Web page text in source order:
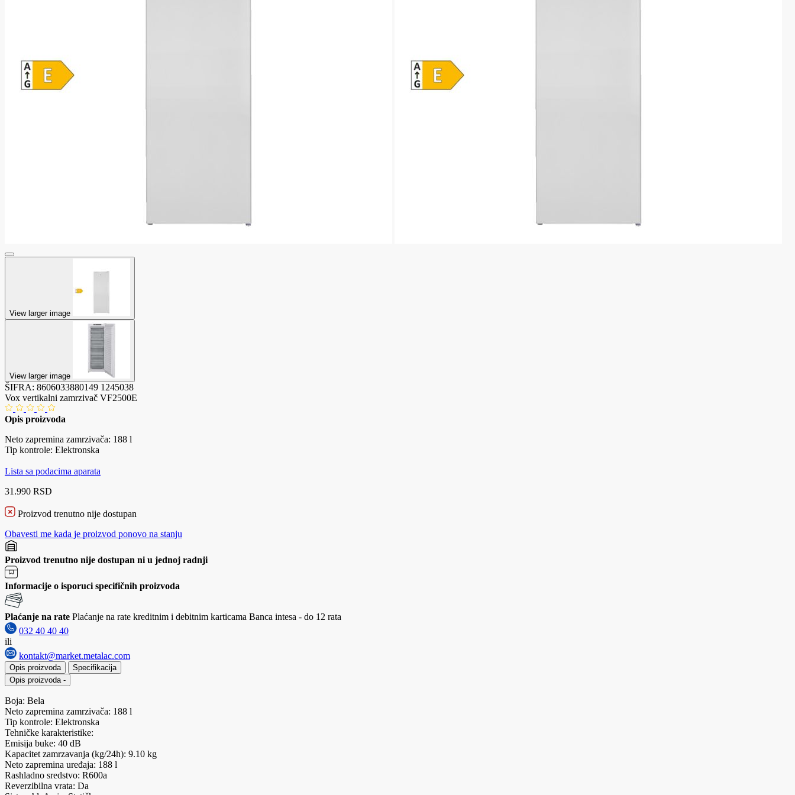
View larger image
View larger image
ŠIFRA: 8606033880149 1245038
Vox vertikalni zamrzivač VF2500E
Opis proizvoda
Neto zapremina zamrzivača: 188 l
Tip kontrole: Elektronska
Lista sa podacima aparata
31.990 RSD
Proizvod trenutno nije dostupan
Obavesti me kada je proizvod ponovo na stanju
Proizvod trenutno nije dostupan ni u jednoj radnji
Informacije o isporuci specifičnih proizvoda
Plaćanje na rate Plaćanje na rate kreditnim i debitnim karticama Banca intesa - do 12 rata
032 40 40 40
ili
kontakt@market.metalac.com
Opis proizvoda
Specifikacija
Opis proizvoda -
Boja: Bela
Neto zapremina zamrzivača: 188 l
Tip kontrole: Elektronska
Tehničke karakteristike:
Emisija buke: 40 dB
Kapacitet zamrzavanja (kg/24h): 9.10 kg
Neto zapremina uređaja: 188 l
Rashladno sredstvo: R600a
Reverzibilna vrata: Da